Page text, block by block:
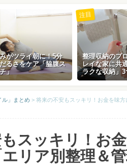
がツライ朝に！5分
るさをケア「脇腹ス
」
整理収納のプ
レイな家に共
ラクな収納」3
注目
ル」まとめ > 将来の不安もスッキリ！お金を味方
スッキリ！お
リア別整理＆